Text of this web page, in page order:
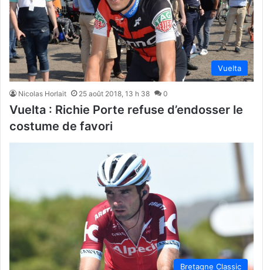
Vuelta
Nicolas Horlait 25 août 2018, 13 h 38 0
Vuelta : Richie Porte refuse d’endosser le
costume de favori
Bretagne Classic